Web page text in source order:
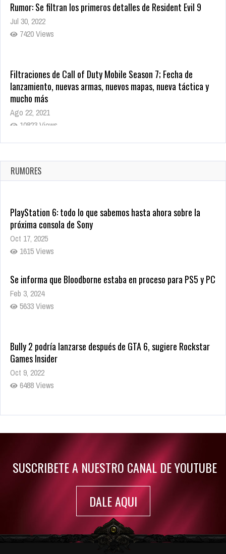
Rumor: Se filtran los primeros detalles de Resident Evil 9
Jul 30, 2022
7420 Views
Filtraciones de Call of Duty Mobile Season 7; Fecha de
lanzamiento, nuevas armas, nuevos mapas, nueva táctica y
mucho más
Ago 22, 2021
10823 Views
La configuración de Call of Duty 2021 aparentemente ya fue
Ago 8, 2021
10008 Views
RUMORES
PlayStation 6: todo lo que sabemos hasta ahora sobre la
próxima consola de Sony
Oct 17, 2025
1615 Views
Se informa que Bloodborne estaba en proceso para PS5 y PC
Feb 3, 2024
5633 Views
Bully 2 podría lanzarse después de GTA 6, sugiere Rockstar
Games Insider
Oct 9, 2022
6488 Views
Rumor: Se filtran los primeros detalles de Resident Evil 9
SUSCRIBETE A NUESTRO CANAL DE YOUTUBE
DALE AQUI